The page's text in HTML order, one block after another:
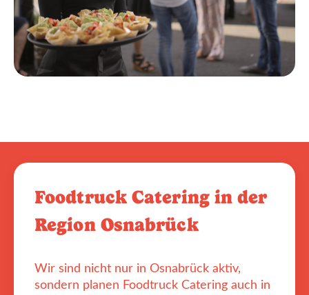
Foodtruck Catering in der
Region Osnabrück
Wir sind nicht nur in Osnabrück aktiv,
sondern planen Foodtruck Catering auch in